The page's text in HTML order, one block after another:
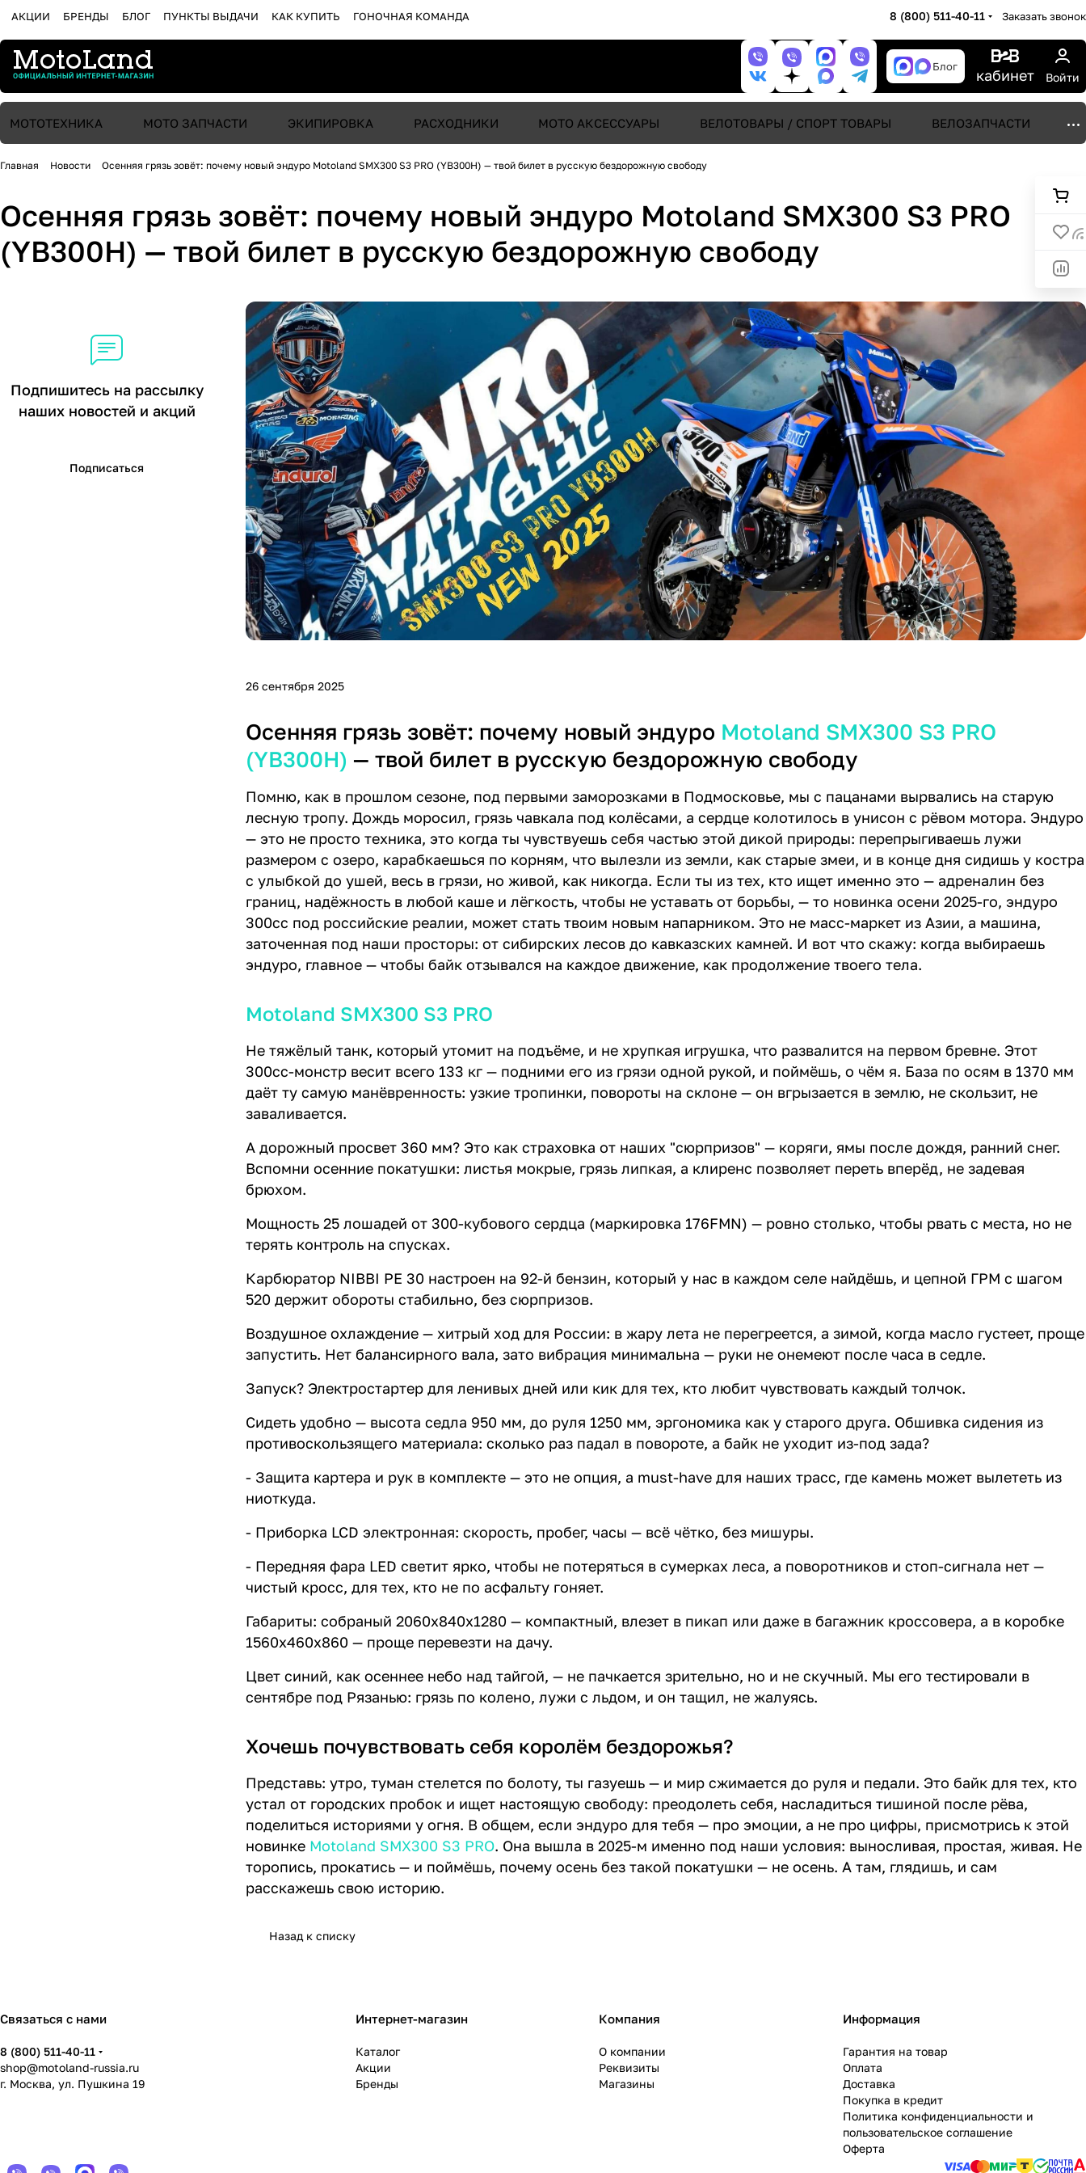
АКЦИИ БРЕНДЫ БЛОГ ПУНКТЫ ВЫДАЧИ КАК КУПИТЬ ГОНОЧНАЯ КОМАНДА 8 (800) 511-40-11 Заказать звонок
Блог кабинет Войти
МОТОТЕХНИКА МОТО ЗАПЧАСТИ ЭКИПИРОВКА РАСХОДНИКИ МОТО АКСЕССУАРЫ ВЕЛОТОВАРЫ / СПОРТ ТОВАРЫ ВЕЛОЗАПЧАСТИ
Главная Новости Осенняя грязь зовёт: почему новый эндуро Motoland SMX300 S3 PRO (YB300H) — твой билет в русскую бездорожную свободу
Осенняя грязь зовёт: почему новый эндуро Motoland SMX300 S3 PRO
(YB300H) — твой билет в русскую бездорожную свободу
26 сентября 2025
Осенняя грязь зовёт: почему новый эндуро Motoland SMX300 S3 PRO
(YB300H) — твой билет в русскую бездорожную свободу
Помню, как в прошлом сезоне, под первыми заморозками в Подмосковье, мы с пацанами вырвались на старую
лесную тропу. Дождь моросил, грязь чавкала под колёсами, а сердце колотилось в унисон с рёвом мотора. Эндуро
— это не просто техника, это когда ты чувствуешь себя частью этой дикой природы: перепрыгиваешь лужи
размером с озеро, карабкаешься по корням, что вылезли из земли, как старые змеи, и в конце дня сидишь у костра
с улыбкой до ушей, весь в грязи, но живой, как никогда. Если ты из тех, кто ищет именно это — адреналин без
границ, надёжность в любой каше и лёгкость, чтобы не уставать от борьбы, — то новинка осени 2025-го, эндуро
300cc под российские реалии, может стать твоим новым напарником. Это не масс-маркет из Азии, а машина,
заточенная под наши просторы: от сибирских лесов до кавказских камней. И вот что скажу: когда выбираешь
эндуро, главное — чтобы байк отзывался на каждое движение, как продолжение твоего тела.
Motoland SMX300 S3 PRO
Не тяжёлый танк, который утомит на подъёме, и не хрупкая игрушка, что развалится на первом бревне. Этот
300cc-монстр весит всего 133 кг — подними его из грязи одной рукой, и поймёшь, о чём я. База по осям в 1370 мм
даёт ту самую манёвренность: узкие тропинки, повороты на склоне — он вгрызается в землю, не скользит, не
заваливается.
А дорожный просвет 360 мм? Это как страховка от наших "сюрпризов" — коряги, ямы после дождя, ранний снег.
Вспомни осенние покатушки: листья мокрые, грязь липкая, а клиренс позволяет переть вперёд, не задевая
брюхом.
Мощность 25 лошадей от 300-кубового сердца (маркировка 176FMN) — ровно столько, чтобы рвать с места, но не
терять контроль на спусках.
Карбюратор NIBBI PE 30 настроен на 92-й бензин, который у нас в каждом селе найдёшь, и цепной ГРМ с шагом
520 держит обороты стабильно, без сюрпризов.
Воздушное охлаждение — хитрый ход для России: в жару лета не перегреется, а зимой, когда масло густеет, проще
запустить. Нет балансирного вала, зато вибрация минимальна — руки не онемеют после часа в седле.
Запуск? Электростартер для ленивых дней или кик для тех, кто любит чувствовать каждый толчок.
Сидеть удобно — высота седла 950 мм, до руля 1250 мм, эргономика как у старого друга. Обшивка сидения из
противоскользящего материала: сколько раз падал в повороте, а байк не уходит из-под зада?
- Защита картера и рук в комплекте — это не опция, а must-have для наших трасс, где камень может вылететь из
ниоткуда.
- Приборка LCD электронная: скорость, пробег, часы — всё чётко, без мишуры.
- Передняя фара LED светит ярко, чтобы не потеряться в сумерках леса, а поворотников и стоп-сигнала нет —
чистый кросс, для тех, кто не по асфальту гоняет.
Габариты: собраный 2060x840x1280 — компактный, влезет в пикап или даже в багажник кроссовера, а в коробке
1560x460x860 — проще перевезти на дачу.
Цвет синий, как осеннее небо над тайгой, — не пачкается зрительно, но и не скучный. Мы его тестировали в
сентябре под Рязанью: грязь по колено, лужи с льдом, и он тащил, не жалуясь.
Хочешь почувствовать себя королём бездорожья?
Представь: утро, туман стелется по болоту, ты газуешь — и мир сжимается до руля и педали. Это байк для тех, кто
устал от городских пробок и ищет настоящую свободу: преодолеть себя, насладиться тишиной после рёва,
поделиться историями у огня. В общем, если эндуро для тебя — про эмоции, а не про цифры, присмотрись к этой
новинке Motoland SMX300 S3 PRO. Она вышла в 2025-м именно под наши условия: выносливая, простая, живая. Не
торопись, прокатись — и поймёшь, почему осень без такой покатушки — не осень. А там, глядишь, и сам
расскажешь свою историю.
Назад к списку
Подпишитесь на рассылку
наших новостей и акций
Подписаться
Связаться с нами
8 (800) 511-40-11
shop@motoland-russia.ru
г. Москва, ул. Пушкина 19
Интернет-магазин
Каталог
Акции
Бренды
Компания
О компании
Реквизиты
Магазины
Информация
Гарантия на товар
Оплата
Доставка
Покупка в кредит
Политика конфиденциальности и
пользовательское соглашение
Оферта